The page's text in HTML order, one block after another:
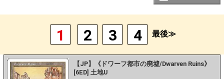
1 2 3 4 最後≫
【JP】《ドワーフ都市の廃墟/Dwarven Ruins》
[6ED] 土地U